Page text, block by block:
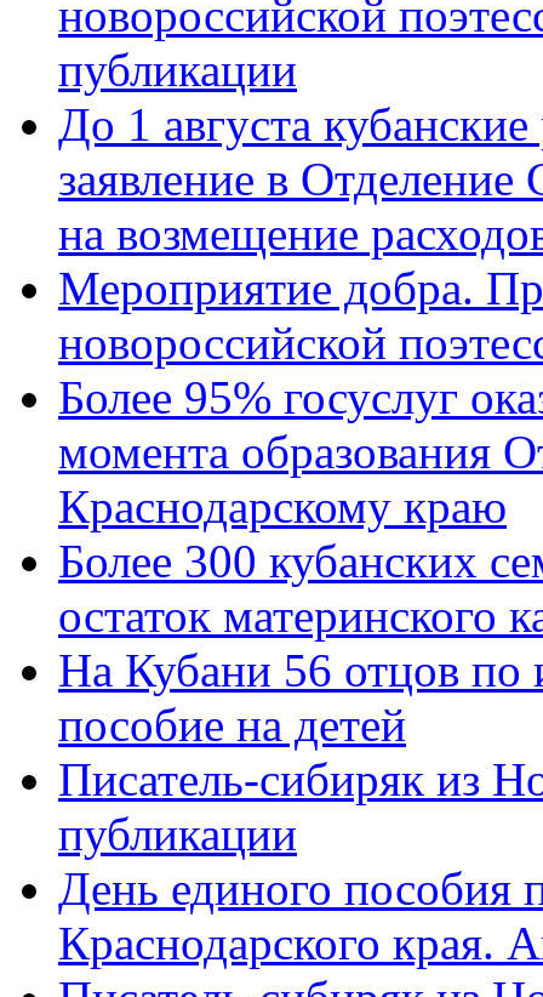
новороссийской
публикации
До 1 августа
заявление в
на возмещение
Мероприятие добра.
новороссийской
Более 95% госуслуг
момента образования
Краснодарскому краю
Более 300 кубанских
остаток материнского
На Кубани 56 отцов по
пособие на детей
Писатель-сибиряк из
публикации
День единого пособия
Краснодарского края.